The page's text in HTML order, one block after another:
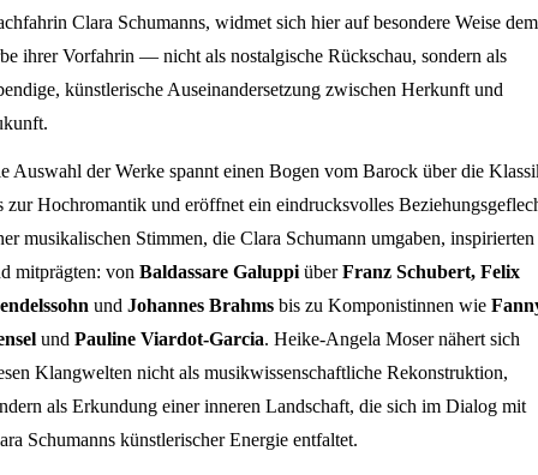
Clara Schumanns, widmet sich hier auf besondere Weise dem
ihrer Vorfahrin — nicht als nostalgische Rückschau, sondern als
künstlerische Auseinandersetzung zwischen Herkunft und
Auswahl der Werke spannt einen Bogen vom Barock über die
zur Hochromantik und eröffnet ein eindrucksvolles
musikalischen Stimmen, die Clara Schumann umgaben, inspirierten
mitprägten: von Baldassare Galuppi überFranz Schubert, Felix
und Johannes Brahms bis zu Komponistinnen wie
und Pauline Viardot-Garcia. Heike-Angela Moser nähert sich
Klangwelten nicht als musikwissenschaftliche Rekonstruktion,
als Erkundung einer inneren Landschaft, die sich im Dialog mit
Schumanns künstlerischer Energie entfaltet.